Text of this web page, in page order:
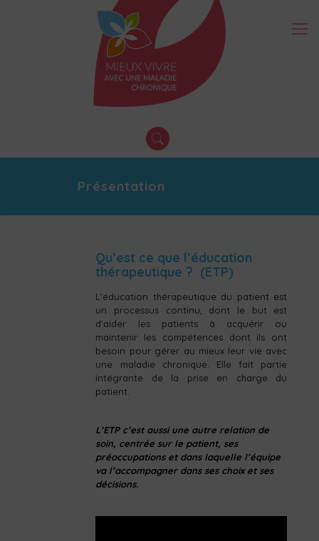
Présentation
Qu’est ce que l’éducation
thérapeutique ? (ETP)
L’éducation thérapeutique du patient est
un processus continu, dont le but est
d’aider les patients à acquérir ou
maintenir les compétences dont ils ont
besoin pour gérer au mieux leur vie avec
une maladie chronique. Elle fait partie
intégrante de la prise en charge du
patient.
L’ETP c’est aussi une autre relation de
soin, centrée sur le patient, ses
préoccupations et dans laquelle l’équipe
va l’accompagner dans ses choix et ses
décisions.